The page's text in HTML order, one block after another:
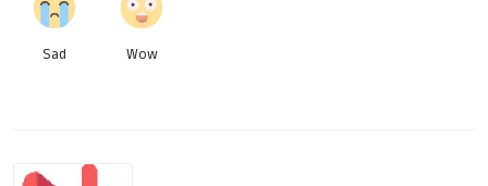
Sad Wow